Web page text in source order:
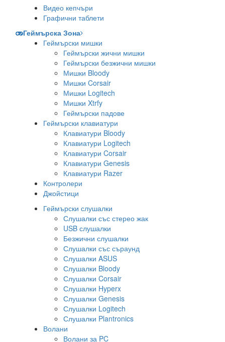
Видео кепчъри
Графични таблети
Геймърска Зона
Геймърски мишки
Геймърски жични мишки
Геймърски безжични мишки
Мишки Bloody
Мишки Corsair
Мишки Logitech
Мишки Xtrfy
Геймърски падове
Геймърски клавиатури
Клавиатури Bloody
Клавиатури Logitech
Клавиатури Corsair
Клавиатури Genesis
Клавиатури Razer
Контролери
Джойстици
Геймърски слушалки
Слушалки със стерео жак
USB слушалки
Безжични слушалки
Слушалки със съраунд
Слушалки ASUS
Слушалки Bloody
Слушалки Corsair
Слушалки Hyperx
Слушалки Genesis
Слушалки Logitech
Слушалки Plantronics
Волани
Волани за PC